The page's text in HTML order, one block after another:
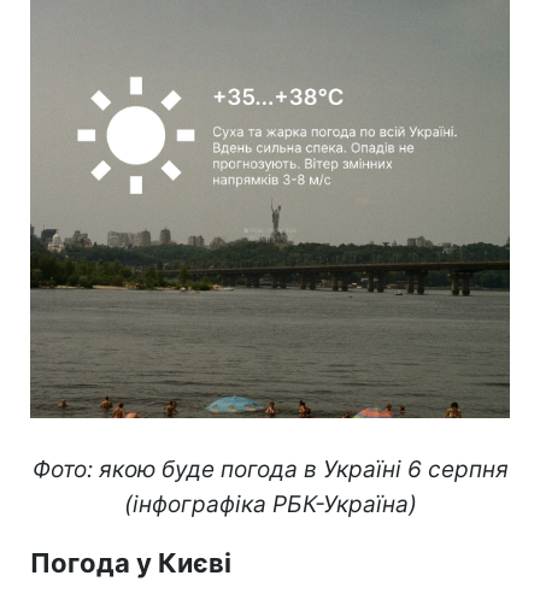
Фото: якою буде погода в Україні 6 серпня
(інфографіка РБК-Україна)
Погода у Києві